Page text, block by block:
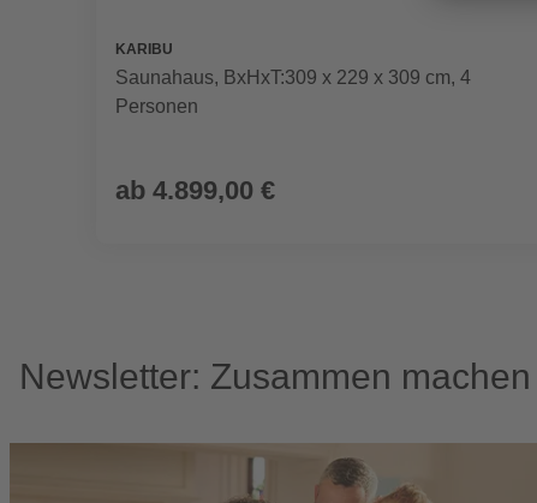
KARIBU
Saunahaus, BxHxT:309 x 229 x 309 cm, 4
Personen
ab 4.899,00 €
Newsletter: Zusammen